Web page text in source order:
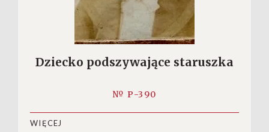
Dziecko podszywające staruszka
№ P-390
WIĘCEJ